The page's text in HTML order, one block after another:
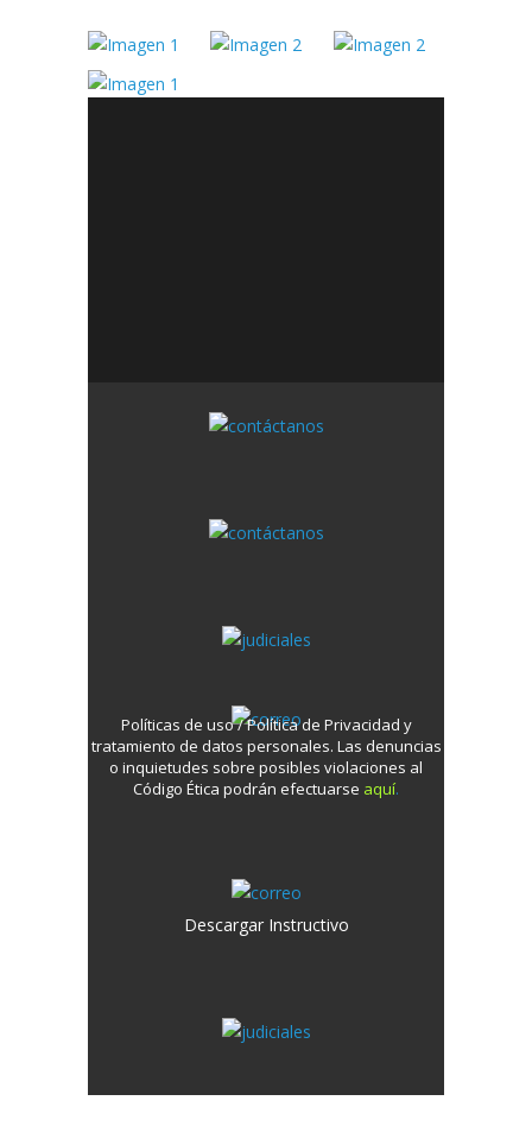
Políticas de uso / Política de Privacidad y
tratamiento de datos personales. Las denuncias
o inquietudes sobre posibles violaciones al
Código Ética podrán efectuarse aquí.
Descargar Instructivo